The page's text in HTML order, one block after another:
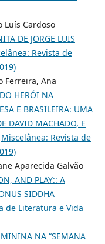
Luís Cardoso
DE JORGE LUIS
Revista de
Ferreira, Ana
HERÓI NA
E BRASILEIRA: UMA
DAVID MACHADO, E
Miscelânea: Revista de
Aparecida Galvão
AND PLAY:: A
SIDDHA
de Literatura e Vida
NA “SEMANA